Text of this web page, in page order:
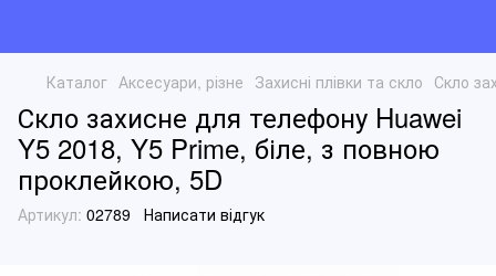
Каталог Аксесуари, різне Захисні плівки та скло Скло
Скло захисне для телефону Huawei
Y5 2018, Y5 Prime, біле, з повною
проклейкою, 5D
Артикул: 02789 Написати відгук